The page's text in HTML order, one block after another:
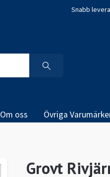
Snabb
Om oss Övriga
Grovt